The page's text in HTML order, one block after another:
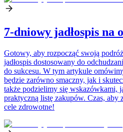
7-dniowy jadłospis na
Gotowy, aby rozpocząć swoją
jadłospis dostosowany do
do sukcesu. W tym artykule
będzie zarówno smaczny, jak i
także podzielimy się wskazówkami,
praktyczną listę zakupów. Czas, aby
cele zdrowotne!